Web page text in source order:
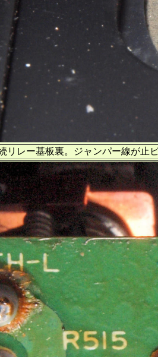
リレー基板裏。ジャンパー線が止